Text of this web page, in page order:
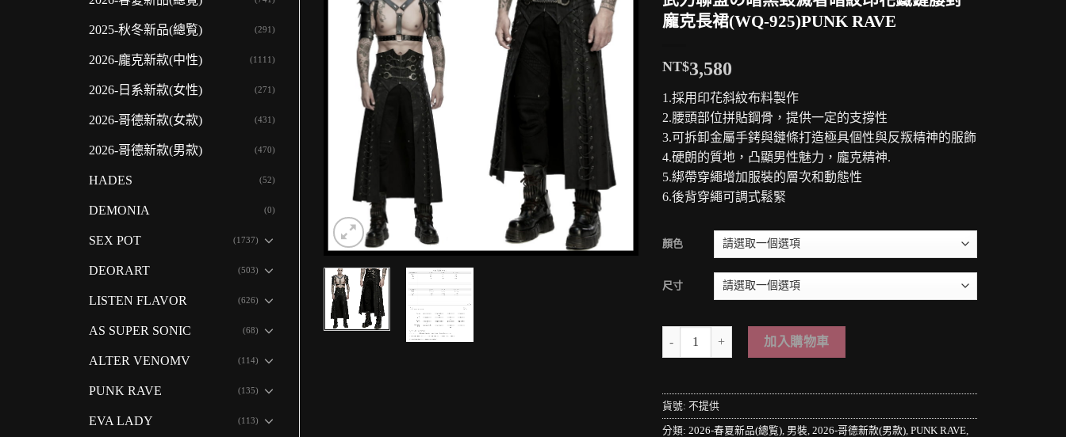
2025-秋冬新品(總覧) (291)
2026-龐克新款(中性) (1111)
2026-日系新款(女性) (271)
2026-哥德新款(女款) (431)
2026-哥德新款(男款) (470)
HADES (52)
DEMONIA (0)
SEX POT (1737)
DEORART (503)
LISTEN FLAVOR (626)
AS SUPER SONIC (68)
ALTER VENOMV (114)
PUNK RAVE (135)
EVA LADY (113)
龐克長裙(WQ-925)PUNK RAVE
NT$3,580
1.採用印花斜紋布料製作
2.腰頭部位拼貼鋼骨，提供一定的支撐性
3.可拆卸金屬手銬與鏈條打造極具個性與反叛精神的服飾
4.硬朗的質地，凸顯男性魅力，龐克精神.
5.綁帶穿繩增加服裝的層次和動態性
6.後背穿繩可調式鬆緊
顏色
尺寸
＊MINI PUNK LOLO＊黑暗龐克搖滾-重裝武力聯盟の暗黑毀滅者暗紋印花鐵鏈
加入購物車
貨號: 不提供
分類: 2026-春夏新品(總覧) 男裝 2026-哥德新款(男款) PUNK RAVE